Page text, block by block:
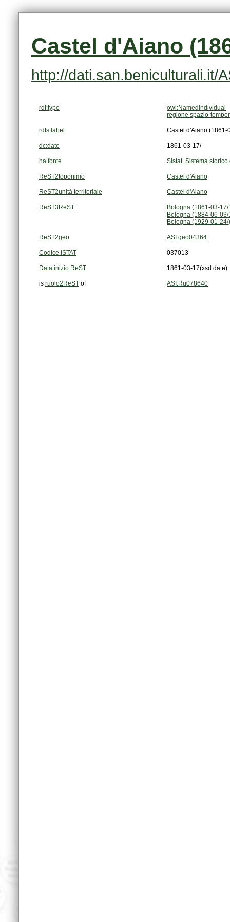
Castel d'Aiano
http://dati.san.beniculturali.it/
rdf:type
owl:NamedIndividual
regione spazio-
rdfs:label Castel d'Aiano (1861-
dc:date 1861-03-17/
ha fonte Sistat. Sistema
ReST2toponimo Castel d'Aiano
ReST2unità territoriale Castel d'Aiano
ReST3ReST
Bologna (1861-03-
Bologna (1884-06-
Bologna (1929-01-24/)
ReST2geo ASI:geo04364
Codice ISTAT 037013
Data inizio ReST 1861-03-17(xsd:date)
is ruolo2ReST of ASI:Ru078640